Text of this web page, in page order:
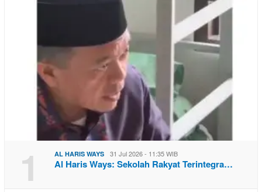
1 AL HARIS WAYS 31 Jul 2026 - 11:35 WIB
Al Haris Ways: Sekolah Rakyat Terintegra…